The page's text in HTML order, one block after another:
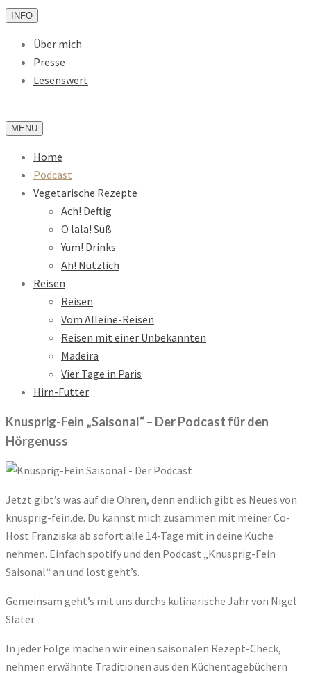
INFO
Über mich
Presse
Lesenswert
MENU
Home
Podcast
Vegetarische Rezepte
Ach! Deftig
O lala! Süß
Yum! Drinks
Ah! Nützlich
Reisen
Reisen
Vom Alleine-Reisen
Reisen mit einer Unbekannten
Madeira
Vier Tage in Paris
Hirn-Futter
Knusprig-Fein „Saisonal“ – Der Podcast für den
Hörgenuss
Jetzt gibt’s was auf die Ohren, denn endlich gibt es Neues von
knusprig-fein.de. Du kannst mich zusammen mit meiner Co-
Host Franziska ab sofort alle 14-Tage mit in deine Küche
nehmen. Einfach spotify und den Podcast „Knusprig-Fein
Saisonal“ an und lost geht’s.
Gemeinsam geht’s mit uns durchs kulinarische Jahr von Nigel
Slater.
In jeder Folge machen wir einen saisonalen Rezept-Check,
nehmen erwähnte Traditionen aus den Küchentagebüchern